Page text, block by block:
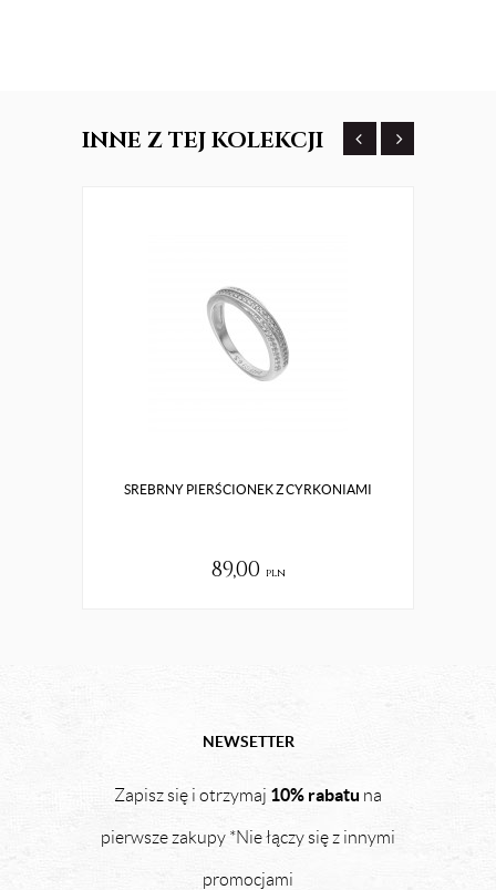
INNE Z TEJ KOLEKCJI
SREBRNY PIERŚCIONEK Z CYRKONIAMI
89,00 pln
NEWSETTER
Zapisz się i otrzymaj 10% rabatu na
pierwsze zakupy *Nie łączy się z innymi
promocjami